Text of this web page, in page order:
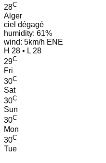
28C
Alger
ciel dégagé
humidity: 61%
wind: 5km/h ENE
H 28 • L 28
29C
Fri
30C
Sat
30C
Sun
30C
Mon
30C
Tue